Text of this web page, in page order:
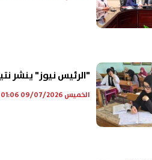
"الرئيس نيوز" ينشر نتيجة
الخميس 09/07/2026 01:06 م